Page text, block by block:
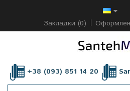
Закладки (0)
+38 (093) 851 14 20